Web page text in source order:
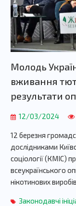
Молодь
вживання
результати
12/03/2024
12 березня
дослідниками
соціології (КМІС)
всеукраїнського
нікотинових
Законодавчі